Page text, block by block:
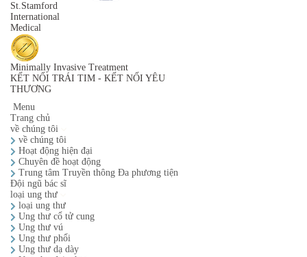
St.Stamford
International
Medical
Minimally Invasive Treatment
KẾT NỐI TRÁI TIM - KẾT NỐI YÊU
THƯƠNG
Menu
Trang chủ
về chúng tôi
về chúng tôi
Hoạt động hiện đại
Chuyên đề hoạt động
Trung tâm Truyền thông Đa phương tiện
Đội ngũ bác sĩ
loại ung thư
loại ung thư
Ung thư cổ tử cung
Ung thư vú
Ung thư phổi
Ung thư dạ dày